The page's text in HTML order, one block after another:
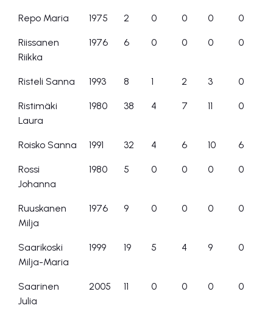
Repo Maria 1975 2 0 0 0 0
Riissanen
Riikka
1976 6 0 0 0 0
Risteli Sanna 1993 8 1 2 3 0
Ristimäki
Laura
1980 38 4 7 11 0
Roisko Sanna 1991 32 4 6 10 6
Rossi
Johanna
1980 5 0 0 0 0
Ruuskanen
Milja
1976 9 0 0 0 0
Saarikoski
Milja-Maria
1999 19 5 4 9 0
Saarinen
Julia
2005 11 0 0 0 0